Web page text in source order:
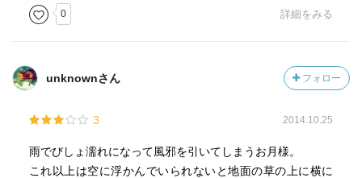
0 詳細をみる
unknownさん フォロー
3 2014.10.25
雨でびしょ濡れになって風邪を引いてしまうお月様。
これ以上は空に浮かんでいられないと地面の草の上に横に